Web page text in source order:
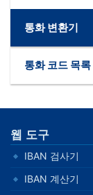
통화 변환기
통화 코드 목록
웹 도구
IBAN 검사기
IBAN 계산기